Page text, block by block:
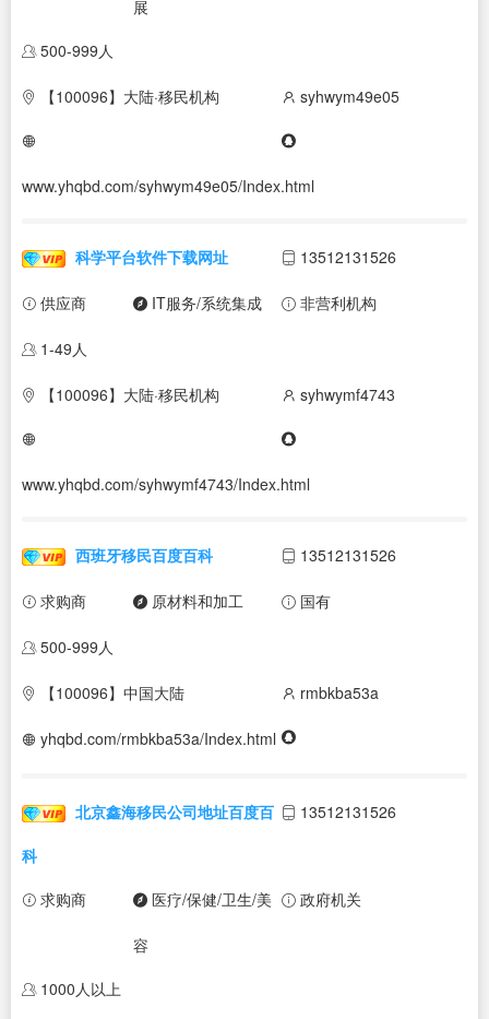
展
500-999人
【100096】大陆·移民机构 syhwym49e05
www.yhqbd.com/syhwym49e05/Index.html
科学平台软件下载网址 13512131526
供应商 IT服务/系统集成 非营利机构
1-49人
【100096】大陆·移民机构 syhwymf4743
www.yhqbd.com/syhwymf4743/Index.html
西班牙移民百度百科 13512131526
求购商 原材料和加工 国有
500-999人
【100096】中国大陆 rmbkba53a
yhqbd.com/rmbkba53a/Index.html
北京鑫海移民公司地址百度百
科
13512131526
求购商 医疗/保健/卫生/美
容
政府机关
1000人以上